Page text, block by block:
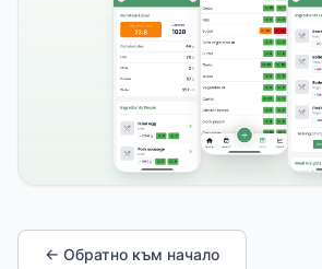
← Обратно към начало